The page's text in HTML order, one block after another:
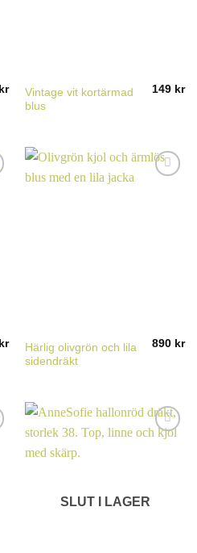
kr
Vintage vit kortärmad
blus
149 kr
kr
Härlig olivgrön och lila
sidendräkt
890 kr
SLUT I LAGER